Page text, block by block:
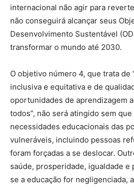
internacional não agir para
não conseguirá alcançar seus
Desenvolvimento Sustentável
transformar o mundo até 2030.
O objetivo número 4, que trata de
inclusiva e equitativa e de
oportunidades de aprendizagem
todos”, não será atingido sem que
necessidades educacionais das
vulneráveis, incluindo pessoas
foram forçadas a se deslocar.
saúde, prosperidade, igualdade e
se a educação for negligenciada,